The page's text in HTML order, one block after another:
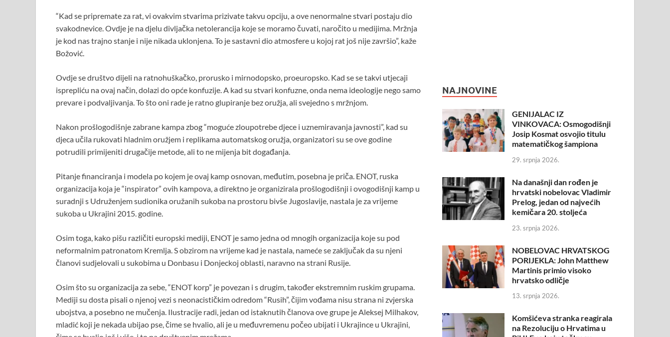
“Kad se pripremate za rat, vi ovakvim stvarima prizivate takvu opciju, a ove nenormalne stvari postaju dio
svakodnevice. Ovdje je na djelu divljačka netolerancija koje se moramo čuvati, naročito u medijima. Mržnja
je kod nas trajno stanje i nije nikada uklonjena. To je sastavni dio atmosfere u kojoj rat još nije završio”, kaže
Božović.
Ovdje se društvo dijeli na ratnohuškačko, prorusko i mirnodopsko, proeuropsko. Kad se se takvi utjecaji
isprepliću na ovaj način, dolazi do opće konfuzije. A kad su stvari konfuzne, onda nema ideologije nego samo
prevare i podvaljivanja. To što oni rade je ratno glupiranje bez oružja, ali svejedno s mržnjom.
Nakon prošlogodišnje zabrane kampa zbog “moguće zloupotrebe djece i uznemiravanja javnosti”, kad su
djeca učila rukovati hladnim oružjem i replikama automatskog oružja, organizatori su se ove godine
potrudili primijeniti drugačije metode, ali to ne mijenja bit događanja.
Pitanje financiranja i modela po kojem je ovaj kamp osnovan, međutim, posebna je priča. ENOT, ruska
organizacija koja je “inspirator” ovih kampova, a direktno je organizirala prošlogodišnji i ovogodišnji kamp u
suradnji s Udruženjem sudionika oružanih sukoba na prostoru bivše Jugoslavije, nastala je za vrijeme
sukoba u Ukrajini 2015. godine.
Osim toga, kako pišu različiti europski mediji, ENOT je samo jedna od mnogih organizacija koje su pod
neformalnim patronatom Kremlja. S obzirom na vrijeme kad je nastala, nameće se zaključak da su njeni
članovi sudjelovali u sukobima u Donbasu i Donjeckoj oblasti, naravno na strani Rusije.
Osim što su organizacija za sebe, “ENOT korp” je povezan i s drugim, također ekstremnim ruskim grupama.
Mediji su dosta pisali o njenoj vezi s neonacističkim odredom “Rusih”, čijim vođama nisu strana ni zvjerska
ubojstva, a posebno ne mučenja. Ilustracije radi, jedan od istaknutih članova ove grupe je Aleksej Milhakov,
mladić koji je nekada ubijao pse, čime se hvalio, ali je u međuvremenu počeo ubijati i Ukrajince u Ukrajini,
NAJNOVINE
GENIJALAC IZ
VINKOVACA: Osmogodišnji
Josip Kosmat osvojio titulu
matematičkog šampiona
29. srpnja 2026.
Na današnji dan rođen je
hrvatski nobelovac Vladimir
Prelog, jedan od najvećih
kemičara 20. stoljeća
23. srpnja 2026.
NOBELOVAC HRVATSKOG
PORIJEKLA: John Matthew
Martinis primio visoko
hrvatsko odličje
13. srpnja 2026.
Komšićeva stranka reagirala
na Rezoluciju o Hrvatima u